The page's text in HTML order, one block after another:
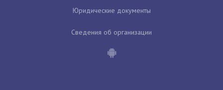
Юридические документы
Сведения об организации